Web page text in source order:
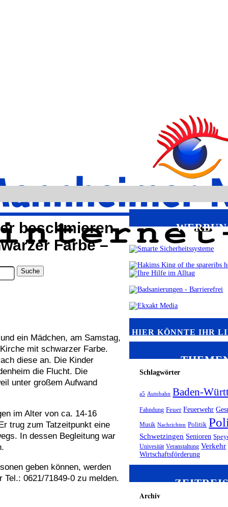
beschmieren
Farbe –
ein Mädchen, am Samstag,
mit schwarzer Farbe.
diese an. Die Kinder
die Flucht. Die
unter großem Aufwand
im Alter von ca. 14-16
trug zum Tatzeitpunkt eine
In dessen Begleitung war
geben können, werden
0621/71849-0 zu melden.
HIER KÖNNTE IHR
Schlagwörter
a5 Autobahn Baden-
Fahndung Feuer Feuerwehr
Musik Nachrichten Politik
Schwetzingen Senioren
Univesität Veranstaltung Verkehr
Wirtschaftsförderung
Archiv